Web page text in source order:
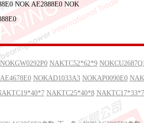
NOK AE2888E0 NOK
NOKGW0292P0 NAKTC52*62*9
NOKAD1033A3 NOKAP0090E0
NAKTC25*40*8 NAKTC17*33*7